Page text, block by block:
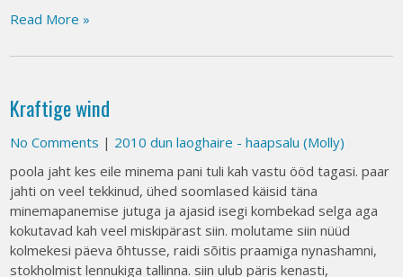
Read More »
Kraftige wind
No Comments | 2010 dun laoghaire - haapsalu (Molly)
poola jaht kes eile minema pani tuli kah vastu ööd tagasi. paar
jahti on veel tekkinud, ühed soomlased käisid täna
minemapanemise jutuga ja ajasid isegi kombekad selga aga
kokutavad kah veel miskipärast siin. molutame siin nüüd
kolmekesi päeva õhtusse, raidi sõitis praamiga nynashamni,
stokholmist lennukiga tallinna. siin ulub päris kenasti,